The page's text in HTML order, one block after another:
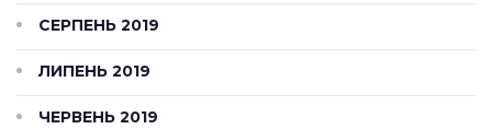
СЕРПЕНЬ 2019
ЛИПЕНЬ 2019
ЧЕРВЕНЬ 2019